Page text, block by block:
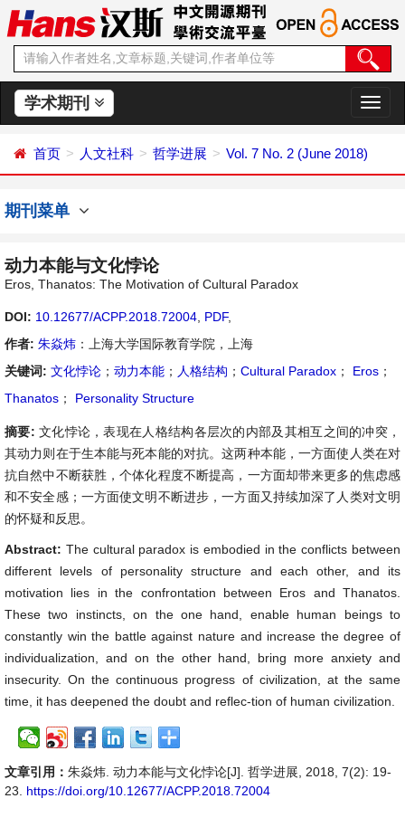
学术期刊
切
换
首页 人文社科 哲学进展 Vol. 7 No. 2 (June 2018)
期刊菜单
动力本能与文化悖论
Eros, Thanatos: The Motivation of Cultural Paradox
DOI: 10.12677/ACPP.2018.72004 PDF,
作者: 朱焱炜 ：上海大学国际教育学院，上海
关键词: 文化悖论 ； 动力本能 ； 人格结构 ； Cultural Paradox ； Eros ；
Thanatos ； Personality Structure
摘要: 文化悖论，表现在人格结构各层次的内部及其相互之间的冲突，
其动力则在于生本能与死本能的对抗。这两种本能，一方面使人类在对
抗自然中不断获胜，个体化程度不断提高，一方面却带来更多的焦虑感
和不安全感；一方面使文明不断进步，一方面又持续加深了人类对文明
的怀疑和反思。
Abstract: The cultural paradox is embodied in the conflicts between
different levels of personality structure and each other, and its
motivation lies in the confrontation between Eros and Thanatos.
These two instincts, on the one hand, enable human beings to
constantly win the battle against nature and increase the degree of
individualization, and on the other hand, bring more anxiety and
insecurity. On the continuous progress of civilization, at the same
time, it has deepened the doubt and reflec-tion of human civilization.
文章引用： 朱焱炜. 动力本能与文化悖论[J]. 哲学进展, 2018, 7(2): 19-
23. https://doi.org/10.12677/ACPP.2018.72004